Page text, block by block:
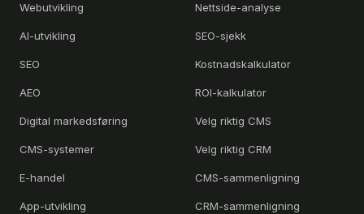
Webutvikling
AI-utvikling
SEO
AEO
Digital markedsføring
CMS-systemer
E-handel
App-utvikling
Nettside-analyse
SEO-sjekk
Kostnadskalkulator
ROI-kalkulator
Velg riktig CMS
Velg riktig CRM
CMS-sammenligning
CRM-sammenligning